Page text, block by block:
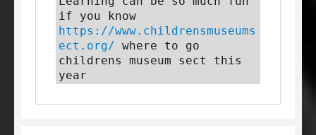
https://www.childrensmuseums
ect.org/ where to go
childrens museum sect this
year